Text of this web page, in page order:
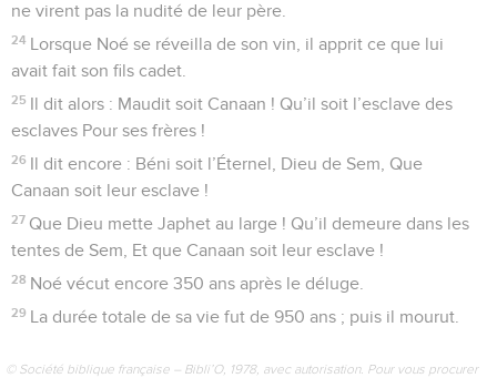
ne virent pas la nudité de leur père.
24 Lorsque Noé se réveilla de son vin, il apprit ce que lui
avait fait son fils cadet.
25 Il dit alors : Maudit soit Canaan ! Qu’il soit l’esclave des
esclaves Pour ses frères !
26 Il dit encore : Béni soit l’Éternel, Dieu de Sem, Que
Canaan soit leur esclave !
27 Que Dieu mette Japhet au large ! Qu’il demeure dans les
tentes de Sem, Et que Canaan soit leur esclave !
28 Noé vécut encore 350 ans après le déluge.
29 La durée totale de sa vie fut de 950 ans ; puis il mourut.
© Société biblique française – Bibli’O, 1978, avec autorisation. Pour vous procurer